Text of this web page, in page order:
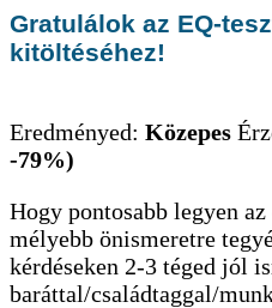
Gratulálok az EQ-
kitöltéséhez!
Eredményed: Közepes
-79%)
Hogy pontosabb legyen az
mélyebb önismeretre
kérdéseken 2-3 téged jól
baráttal/családtaggal/